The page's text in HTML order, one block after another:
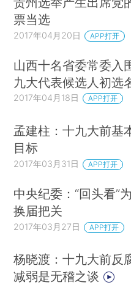
票当选
2017年04月20日 APP打开
山西十名省委常委入
九大代表候选人初选
2017年04月18日 APP打开
孟建柱：十九大前基
目标
2017年03月31日 APP打开
中央纪委：“回头看”
换届把关
2017年03月27日 APP打开
杨晓渡：十九大前反
减弱是无稽之谈